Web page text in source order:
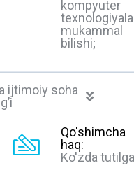
kompyuter
mukammal
bilishi;
ijtimoiy soha
Qo'shimcha
haq:
Ko'zda